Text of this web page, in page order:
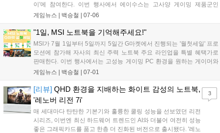
이'에 참여한다. 이번 행사에서 에이수스는 고사양 게이밍 제품군인
ROG 스트릭스 및 TUF 게이밍을 포함한 총 29종의 노트북을 대상으로
게임뉴스 | 백승철 | 07-06
"1일, MSI 노트북을 기억해주세요!"
MSI가 7월 1일부터 5일까지 5일간 G마켓에서 진행되는 '월첫세일' 프로
모션에 참가해 자사의 최신 주력 노트북 주요 라인업을 특별 혜택가로
판매한다. 이번 행사에서는 고성능 게이밍 PC 환경을 원하는 게이머와
멀티태스킹 작업이 필요한 사용자를 위해 선택할인, 중복할인, 카드할인
게임 및 전반적인 작업 환경 업그레이드를 고려하는 소비자들에게 합리
적인 선택지가 될 전망이다....
게임뉴스 | 백승철 | 07-01
[리뷰] QHD 환경을 지배하는 화이트 감성의 노트북,
'레노버 리전 7i'
매 세대마다 탄탄한 기본기와 훌륭한 쿨링 성능을 선보였던 리전
시리즈, 이번엔 최신 하드웨어 트렌드인 AI와 더불어 여전히 성능
좋은 그래픽카드를 품고 한층 더 진화된 버전으로 출시됐다. '레노
3